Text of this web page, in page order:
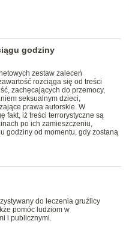
godziny
zestaw zaleceń
rozciąga się od treści
zachęcających do przemocy,
seksualnym dzieci,
prawa autorskie. W
fakt, iż treści terrorystyczne są
po ich zamieszczeniu,
godziny od momentu, gdy zostaną
do leczenia gruźlicy
pomóc ludziom w
i publicznymi.